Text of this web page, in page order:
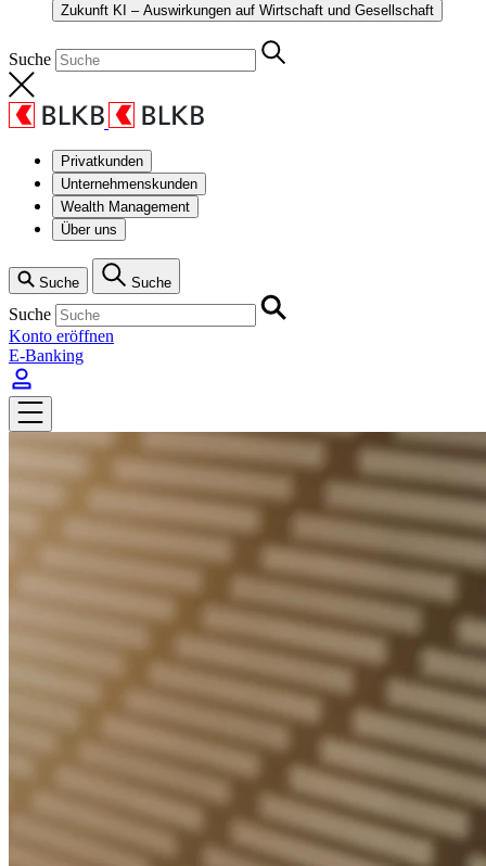
Zukunft KI – Auswirkungen auf Wirtschaft und Gesellschaft
Suche
Privatkunden
Unternehmenskunden
Wealth Management
Über uns
Suche Suche
Suche
Konto eröffnen
E-Banking